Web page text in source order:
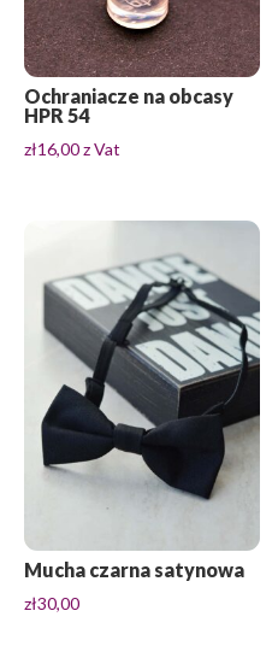
Ochraniacze na obcasy
HPR 54
zł16,00z Vat
Mucha czarna satynowa
zł30,00